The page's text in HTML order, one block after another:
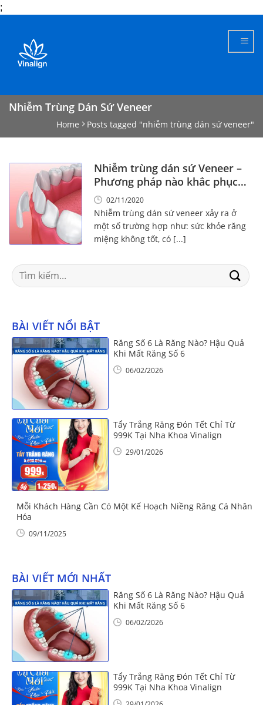
;
content
Nhiễm Trùng Dán Sứ Veneer
Home Posts tagged "nhiễm trùng dán sứ veneer"
Nhiễm trùng dán sứ Veneer –
Phương pháp nào khắc phục
hiệu quả?
02/11/2020
Nhiễm trùng dán sứ veneer xảy ra ở
một số trường hợp như: sức khỏe răng
miệng không tốt, có [...]
Search
for:
BÀI VIẾT NỔI BẬT
Răng Số 6 Là Răng Nào? Hậu Quả
Khi Mất Răng Số 6
06/02/2026
Tẩy Trắng Răng Đón Tết Chỉ Từ
999K Tại Nha Khoa Vinalign
29/01/2026
Mỗi Khách Hàng Cần Có Một Kế Hoạch Niềng Răng Cá Nhân
Hóa
09/11/2025
BÀI VIẾT MỚI NHẤT
Răng Số 6 Là Răng Nào? Hậu Quả
Khi Mất Răng Số 6
06/02/2026
Tẩy Trắng Răng Đón Tết Chỉ Từ
999K Tại Nha Khoa Vinalign